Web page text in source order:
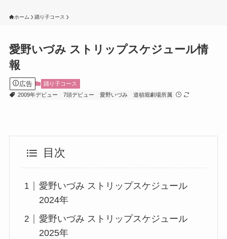
ホーム 踊り子コース
愛野いづみ ストリップスケジュール情
報
広告
踊り子コース
2009年デビュー
7頭デビュー 愛野いづみ 道頓堀劇場所属
目次
愛野いづみ ストリップスケジュール
2024年
愛野いづみ ストリップスケジュール
2025年